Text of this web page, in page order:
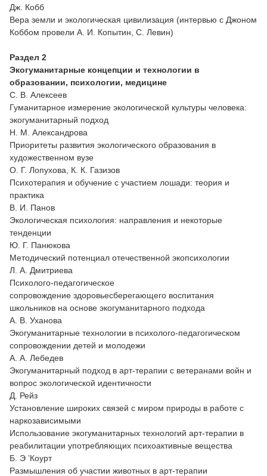
Дж. Кобб
Вера земли и экологическая цивилизация (интервью с Джоном
Коббом провели А. И. Копытин, С. Левин)
Раздел 2
Экогуманитарные концепции и технологии в
образовании, психологии, медицине
С. В. Алексеев
Гуманитарное измерение экологической культуры человека:
экогуманитарный подход
Н. М. Александрова
Приоритеты развития экологического образования в
художественном вузе
О. Г. Лопухова, К. К. Газизов
Психотерапия и обучение с участием лошади: теория и
практика
В. И. Панов
Экологическая психология: направления и некоторые
тенденции
Ю. Г. Панюкова
Методический потенциал отечественной экопсихологии
Л. А. Дмитриева
Психолого-педагогическое
сопровождение здоровьесберегающего воспитания
школьников на основе экогуманитарного подхода
А. В. Уханова
Экогуманитарные технологии в психолого-педагогическом
сопровождении детей и молодежи
А. А. Лебедев
Экогуманитарный подход в арт-терапии с ветеранами войн и
вопрос экологической идентичности
Д. Рейз
Установление широких связей с миром природы в работе с
наркозависимыми
Использование экогуманитарных технологий арт-терапии в
реабилитации употребляющих психоактивные вещества
Б. Э ’Коурт
Размышления об участии животных в арт-терапии